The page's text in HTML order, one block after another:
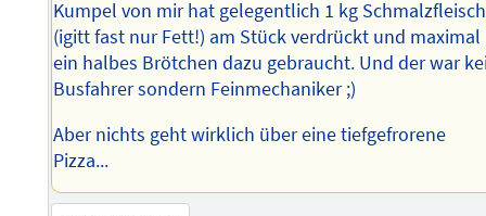
Kumpel von mir hat gelegentlich 1 kg Schmalzfleisch
(igitt fast nur Fett!) am Stück verdrückt und maximal
ein halbes Brötchen dazu gebraucht. Und der war
Busfahrer sondern Feinmechaniker ;)
Aber nichts geht wirklich über eine tiefgefrorene
Pizza...